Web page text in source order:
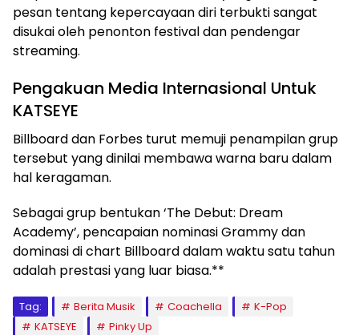
pesan tentang kepercayaan diri terbukti sangat
disukai oleh penonton festival dan pendengar
streaming.
Pengakuan Media Internasional Untuk
KATSEYE
Billboard dan Forbes turut memuji penampilan grup
tersebut yang dinilai membawa warna baru dalam
hal keragaman.
Sebagai grup bentukan ‘The Debut: Dream
Academy’, pencapaian nominasi Grammy dan
dominasi di chart Billboard dalam waktu satu tahun
adalah prestasi yang luar biasa.**
Tag: Berita Musik Coachella
K-Pop
KATSEYE
Pinky Up